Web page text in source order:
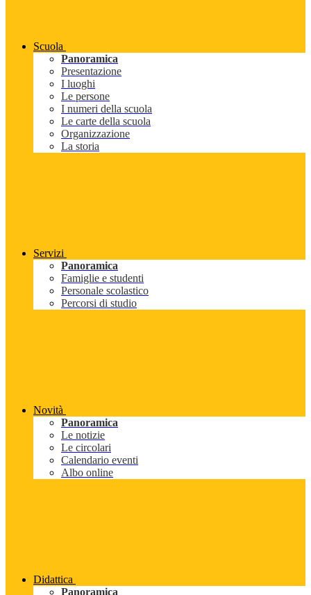
Scuola
Panoramica
Presentazione
I luoghi
Le persone
I numeri della scuola
Le carte della scuola
Organizzazione
La storia
Servizi
Panoramica
Famiglie e studenti
Personale scolastico
Percorsi di studio
Novità
Panoramica
Le notizie
Le circolari
Calendario eventi
Albo online
Didattica
Panoramica